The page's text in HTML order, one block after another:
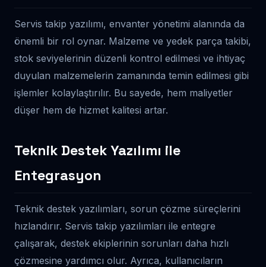
Servis takip yazılımı, envanter yönetimi alanında da
önemli bir rol oynar. Malzeme ve yedek parça takibi,
stok seviyelerinin düzenli kontrol edilmesi ve ihtiyaç
duyulan malzemelerin zamanında temin edilmesi gibi
işlemler kolaylaştırılır. Bu sayede, hem maliyetler
düşer hem de hizmet kalitesi artar.
Teknik Destek Yazılımı ile
Entegrasyon
Teknik destek yazılımları, sorun çözme süreçlerini
hızlandırır. Servis takip yazılımları ile entegre
çalışarak, destek ekiplerinin sorunları daha hızlı
çözmesine yardımcı olur. Ayrıca, kullanıcıların